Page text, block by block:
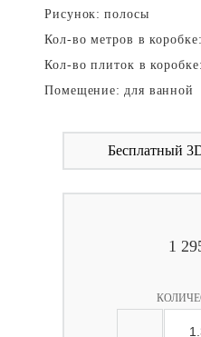
Рисунок: полосы
Кол-во метров в коробке:
Кол-во плиток в коробке:
Помещение: для ванной
Бесплатный
1